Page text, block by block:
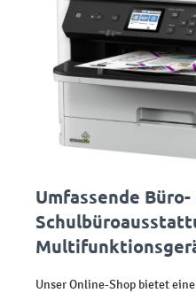
Umfassende
Unser Online-Shop bietet